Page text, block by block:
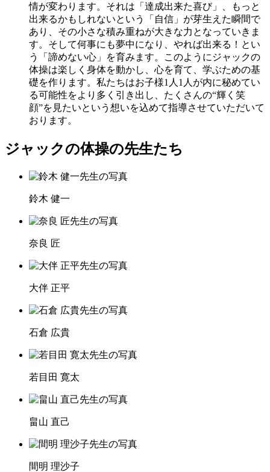
情が変わります。それは「達成出来た喜び」、もっと
出来るかもしれないという「自信」が芽生えた瞬間で
あり、その小さな積み重ねが大きな力となっていきま
す。そして何事にも夢中になり、やれば出来る！とい
う「諦めない心」を育みます。このようにジャックの
体操は楽しく身体を動かし、心を育て、学ぶための基
礎を作ります。私たちはお子様1人1人が内に秘めてい
る可能性をより多く引き出し、たくさんの“輝く笑
顔”を見たいという想いを込めて指導させていただいて
おります。
ジャックの体操の先生たち
鈴木 健一
奈良 匠
大伴 正平
石倉 広貴
若目田 寛太
畠山 直己
間明 理沙子